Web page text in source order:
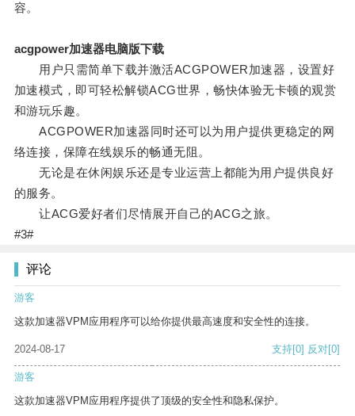
容。
acgpower加速器电脑版下载
用户只需简单下载并激活ACGPOWER加速器，设置好
加速模式，即可轻松解锁ACG世界，畅快体验无卡顿的观赏
和游玩乐趣。
ACGPOWER加速器同时还可以为用户提供更稳定的网
络连接，保障在线娱乐的畅通无阻。
无论是在休闲娱乐还是专业运营上都能为用户提供良好
的服务。
让ACG爱好者们尽情展开自己的ACG之旅。
#3#
评论
游客
这款加速器VPM应用程序可以给你提供最高速度和安全性的连接。
2024-08-17 支持[0] 反对[0]
游客
这款加速器VPM应用程序提供了顶级的安全性和隐私保护。